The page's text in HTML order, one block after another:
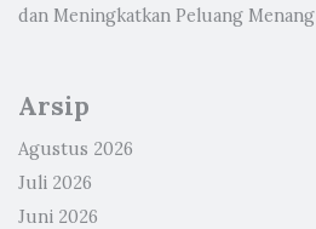
dan Meningkatkan Peluang Menang
Arsip
Agustus 2026
Juli 2026
Juni 2026